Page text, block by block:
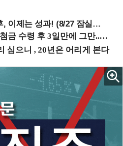
제는 성과! (8/27 잠실역)